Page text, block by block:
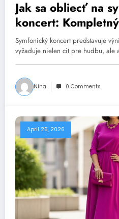
Jak sa obliecť na
koncert:
štýlom a etikou
Symfonický koncert predstavuje
vyžaduje nielen cit pre hudbu, ale
Nina 0 Comments
April 25, 2026